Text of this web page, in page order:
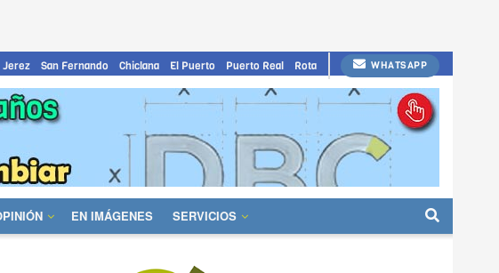
Jerez San Fernando Chiclana El Puerto Puerto Real Rota WHATSAPP
EN IMÁGENES SERVICIOS